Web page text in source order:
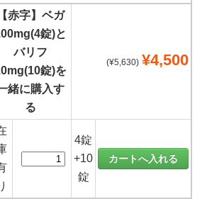
【赤字】ベガ
錠)と
バリフ
錠)を
緒に購入す
る
(¥5,630) ¥4,500
4錠
+10
錠